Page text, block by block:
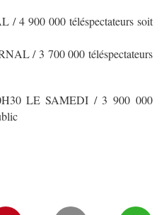
/ 4 900 000 téléspectateurs soit
/ 3 700 000 téléspectateurs
LE SAMEDI / 3 900 000